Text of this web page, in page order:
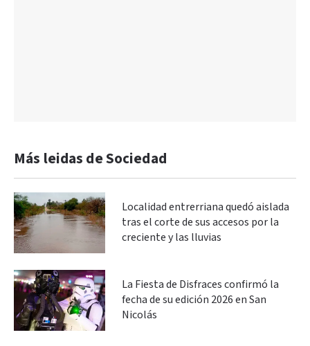
Más leidas de Sociedad
Localidad entrerriana quedó aislada
tras el corte de sus accesos por la
creciente y las lluvias
La Fiesta de Disfraces confirmó la
fecha de su edición 2026 en San
Nicolás